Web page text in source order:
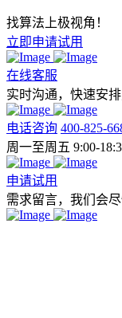
找算法上极视角！
立即申请试用
在线客服
实时沟通，快速安
电话咨询 400-825-
周一至周五 9:00-
申请试用
需求留言，我们会